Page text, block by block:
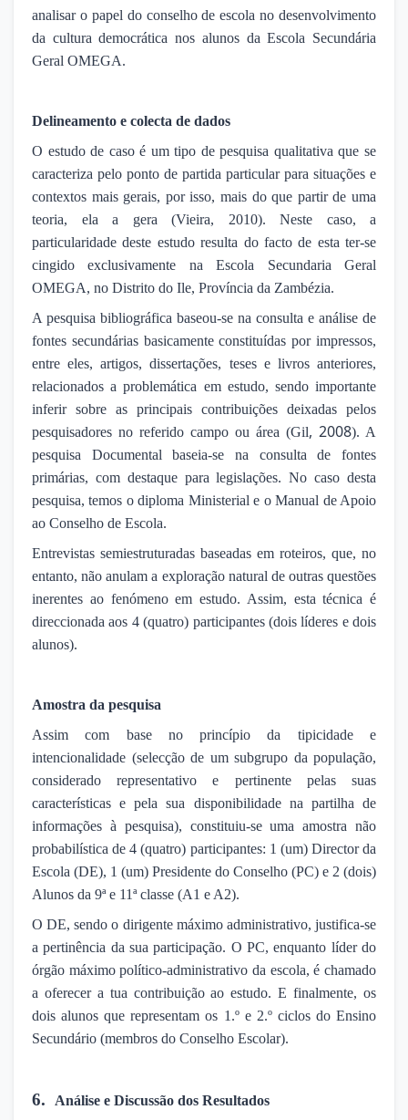
analisar o papel do conselho de escola no desenvolvimento
da cultura democrática nos alunos da Escola Secundária
Geral OMEGA.
Delineamento e colecta de dados
O estudo de caso é um tipo de pesquisa qualitativa que se
caracteriza pelo ponto de partida particular para situações e
contextos mais gerais, por isso, mais do que partir de uma
teoria, ela a gera (Vieira, 2010). Neste caso, a
particularidade deste estudo resulta do facto de esta ter-se
cingido exclusivamente na Escola Secundaria Geral
OMEGA, no Distrito do Ile, Província da Zambézia.
A pesquisa bibliográfica baseou-se na consulta e análise de
fontes secundárias basicamente constituídas por impressos,
entre eles, artigos, dissertações, teses e livros anteriores,
relacionados a problemática em estudo, sendo importante
inferir sobre as principais contribuições deixadas pelos
pesquisadores no referido campo ou área (Gil, 2008). A
pesquisa Documental baseia-se na consulta de fontes
primárias, com destaque para legislações. No caso desta
pesquisa, temos o diploma Ministerial e o Manual de Apoio
ao Conselho de Escola.
Entrevistas semiestruturadas baseadas em roteiros, que, no
entanto, não anulam a exploração natural de outras questões
inerentes ao fenómeno em estudo. Assim, esta técnica é
direccionada aos 4 (quatro) participantes (dois líderes e dois
alunos).
Amostra da pesquisa
Assim com base no princípio da tipicidade e
intencionalidade (selecção de um subgrupo da população,
considerado representativo e pertinente pelas suas
características e pela sua disponibilidade na partilha de
informações à pesquisa), constituiu-se uma amostra não
probabilística de 4 (quatro) participantes: 1 (um) Director da
Escola (DE), 1 (um) Presidente do Conselho (PC) e 2 (dois)
Alunos da 9ª e 11ª classe (A1 e A2).
O DE, sendo o dirigente máximo administrativo, justifica-se
a pertinência da sua participação. O PC, enquanto líder do
órgão máximo político-administrativo da escola, é chamado
a oferecer a tua contribuição ao estudo. E finalmente, os
dois alunos que representam os 1.º e 2.º ciclos do Ensino
Secundário (membros do Conselho Escolar).
6.
Análise e Discussão dos Resultados